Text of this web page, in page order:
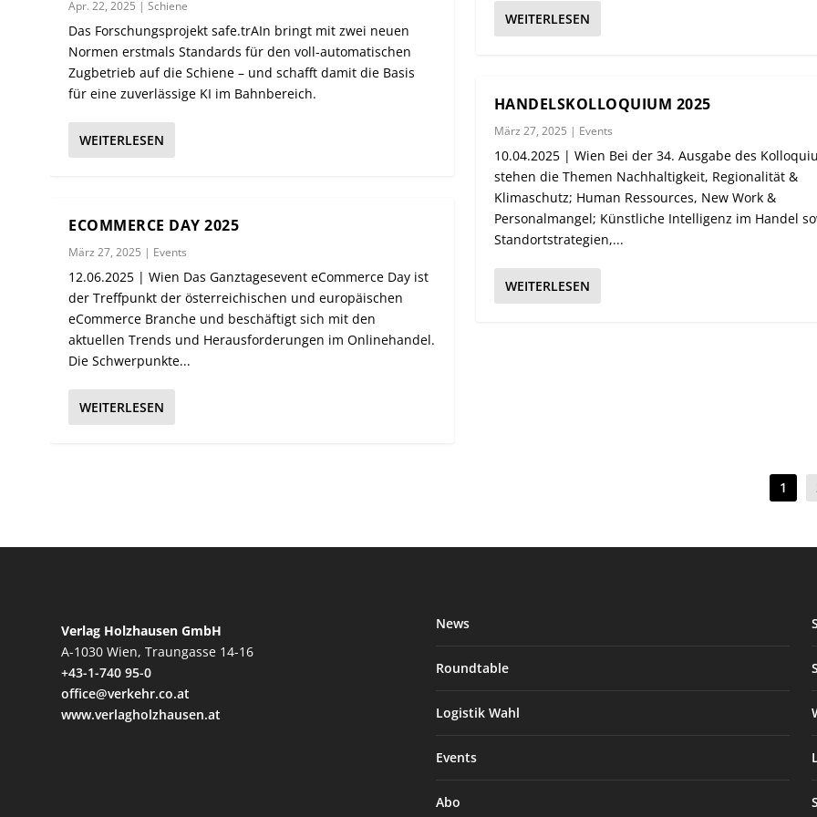
Apr. 22, 2025 |Schiene
Das Forschungsprojekt safe.trAIn bringt mit zwei neuen
Normen erstmals Standards für den voll-automatischen
Zugbetrieb auf die Schiene – und schafft damit die Basis
für eine zuverlässige KI im Bahnbereich.
WEITERLESEN
ECOMMERCE DAY 2025
März 27, 2025 | Events
12.06.2025 | Wien Das Ganztagesevent eCommerce Day ist
der Treffpunkt der österreichischen und europäischen
eCommerce Branche und beschäftigt sich mit den
aktuellen Trends und Herausforderungen im Onlinehandel.
Die Schwerpunkte...
WEITERLESEN
WEITERLESEN
HANDELSKOLLOQUIUM 2025
März 27, 2025 | Events
10.04.2025 | Wien Bei der 34. Ausgabe des
stehen die Themen Nachhaltigkeit, Regionalität &
Klimaschutz; Human Ressources, New Work &
Personalmangel; Künstliche Intelligenz im Handel
Standortstrategien,...
WEITERLESEN
1
Verlag Holzhausen GmbH
A-1030 Wien, Traungasse 14-16
+43-1-740 95-0
office@verkehr.co.at
www.verlagholzhausen.at
News
Roundtable
Logistik Wahl
Events
Abo